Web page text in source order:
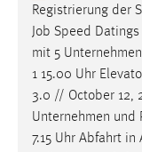
Registrierung der
Job Speed Datings
mit 5
1 15.00 Uhr
3.0 // October 12,
Unternehmen
7.15 Uhr Abfahrt